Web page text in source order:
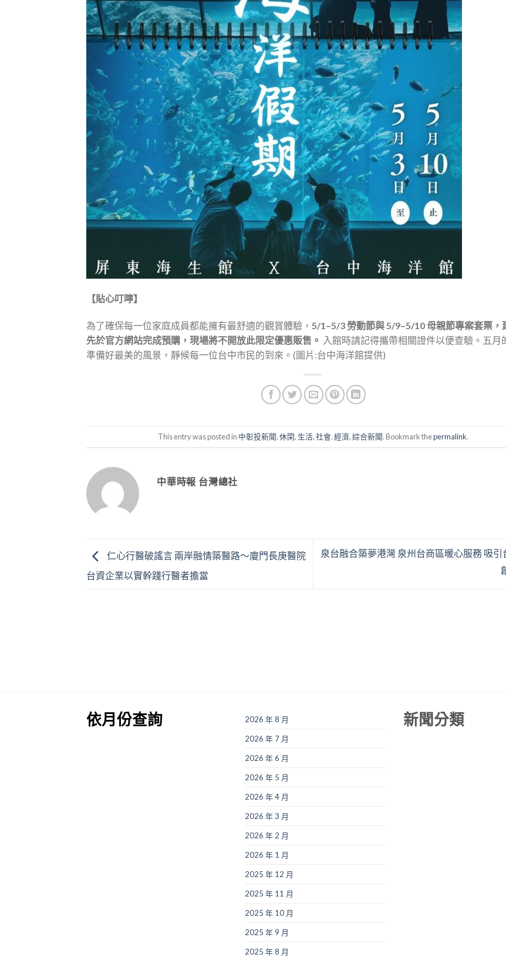
【貼心叮嚀】
為了確保每一位家庭成員都能擁有最舒適的觀賞體驗， 5/1–5/3 勞動節與 5/9–5/10 母親節專案套票，
先於官方網站完成預購，現場將不開放此限定優惠販售。 入館時請記得攜帶相關證件以便查驗。五月
準備好最美的風景，靜候每一位台中市民的到來。(圖片:台中海洋館提供)
This entry was posted in 中彰投新聞,休閑,生活,社會,經濟,綜合新聞. Bookmark thepermalink.
中華時報 台灣總社
仁心行醫破謠言 兩岸融情築醫路～廈門長庚醫院
台資企業以實幹踐行醫者擔當
泉台融合築夢港灣 泉州台商區暖心服務 吸引
依月份查詢 2026 年 8 月
2026 年 7 月
2026 年 6 月
2026 年 5 月
2026 年 4 月
2026 年 3 月
2026 年 2 月
2026 年 1 月
2025 年 12 月
2025 年 11 月
2025 年 10 月
2025 年 9 月
2025 年 8 月
新聞分類